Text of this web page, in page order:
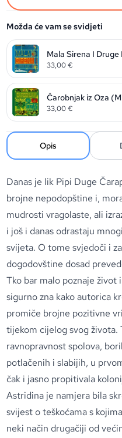
Možda će vam se svidjeti
Mala Sirena I
33,00€
Čarobnjak iz Oza
33,00€
Opis
Danas je lik Pipi Duge
brojne nepodopštine i,
mudrosti vragolaste, ali
i još i danas odrastaju
svijeta. O tome svjedoči i
dogodovštine dosad
Tko bar malo poznaje
sigurno zna kako autorica
promiče brojne pozitivne
tijekom cijelog svog života.
ravnopravnost spolova,
potlačenih i slabijih, u
čak i jasno propitivala
Astridina je namjera bila
svijest o teškoćama s
neki način drugačiji od